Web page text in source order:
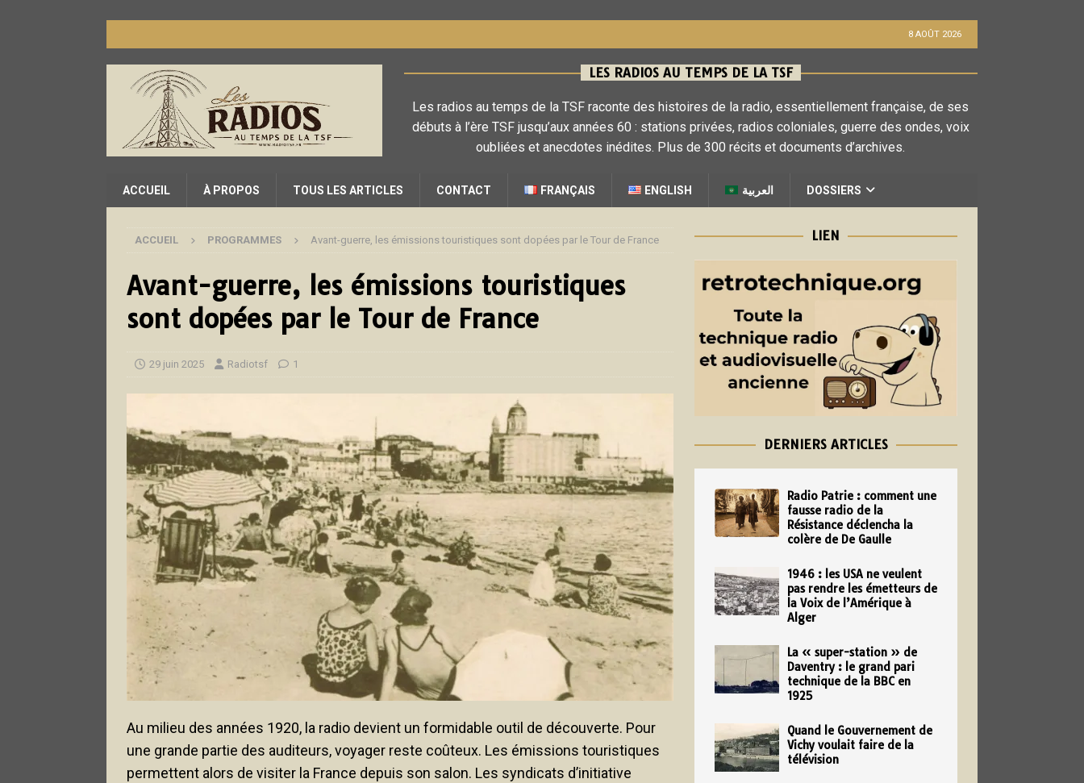
8 AOÛT 2026
LES RADIOS AU TEMPS DE LA TSF
Les radios au temps de la TSF raconte des histoires de la radio, essentiellement française, de ses
débuts à l’ère TSF jusqu’aux années 60 : stations privées, radios coloniales, guerre des ondes, voix
oubliées et anecdotes inédites. Plus de 300 récits et documents d’archives.
ACCUEIL À PROPOS TOUS LES ARTICLES CONTACT FRANÇAIS ENGLISH العربية DOSSIERS
ACCUEIL PROGRAMMES Avant-guerre, les émissions touristiques sont dopées par le Tour de France
Avant-guerre, les émissions touristiques
sont dopées par le Tour de France
29 juin 2025 Radiotsf 1
Au milieu des années 1920, la radio devient un formidable outil de découverte. Pour
une grande partie des auditeurs, voyager reste coûteux. Les émissions touristiques
permettent alors de visiter la France depuis son salon. Les syndicats d’initiative
LIEN
DERNIERS ARTICLES
Radio Patrie : comment une
fausse radio de la
Résistance déclencha la
colère de De Gaulle
1946 : les USA ne veulent
pas rendre les émetteurs de
la Voix de l’Amérique à
Alger
La « super-station » de
Daventry : le grand pari
technique de la BBC en
1925
Quand le Gouvernement de
Vichy voulait faire de la
télévision